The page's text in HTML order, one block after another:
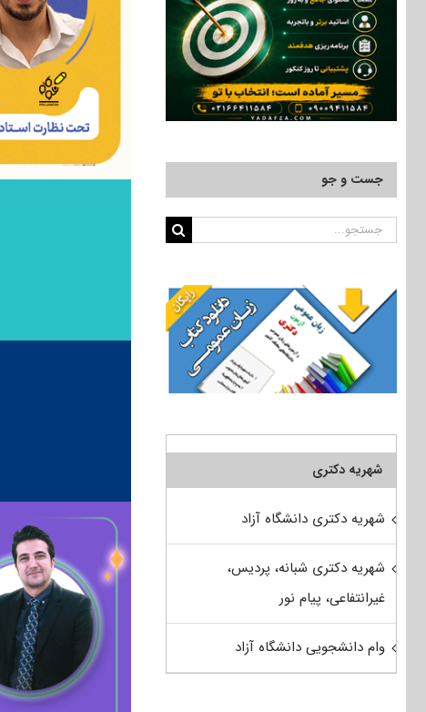
جست و جو
جستجو
شهریه دکتری
شهریه دکتری دانشگاه آزاد
شهریه دکتری شبانه، پردیس،
غیرانتفاعی، پیام نور
وام دانشجویی دانشگاه آزاد